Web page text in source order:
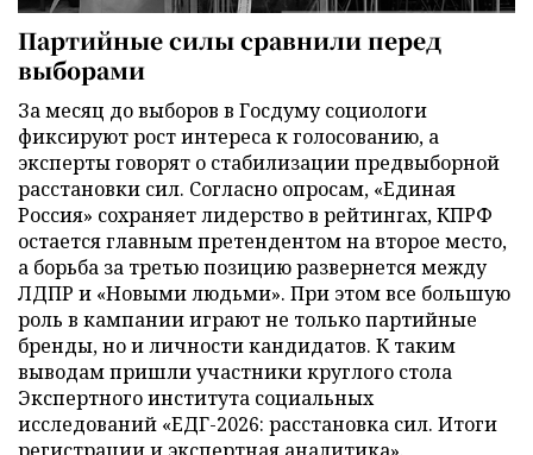
Партийные силы сравнили перед
выборами
За месяц до выборов в Госдуму социологи
фиксируют рост интереса к голосованию, а
эксперты говорят о стабилизации предвыборной
расстановки сил. Согласно опросам, «Единая
Россия» сохраняет лидерство в рейтингах, КПРФ
остается главным претендентом на второе место,
а борьба за третью позицию развернется между
ЛДПР и «Новыми людьми». При этом все большую
роль в кампании играют не только партийные
бренды, но и личности кандидатов. К таким
выводам пришли участники круглого стола
Экспертного института социальных
исследований «ЕДГ-2026: расстановка сил. Итоги